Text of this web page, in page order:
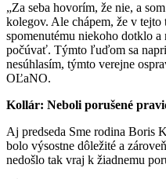
„Za seba hovorím, že nie, a
kolegov. Ale chápem, že v
spomenutému niekoho dotklo a
počúvať. Týmto ľuďom sa
nesúhlasím, týmto verejne
OĽaNO.
Kollár: Neboli porušené
Aj predseda Sme rodina Boris
bolo výsostne dôležité a
nedošlo tak vraj k žiadnemu